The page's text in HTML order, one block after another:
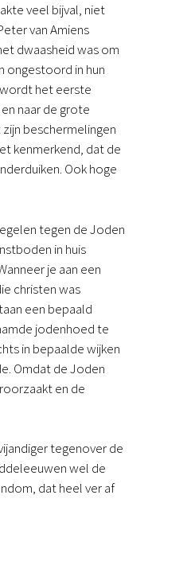
veel bijval, niet
van Amiens
dwaasheid was om
ongestoord in hun
het eerste
naar de grote
beschermelingen
kenmerkend, dat de
Ook hoge
tegen de Joden
in huis
je aan een
christen was
een bepaald
jodenhoed te
in bepaalde wijken
Omdat de Joden
en de
tegenover de
wel de
dat heel ver af